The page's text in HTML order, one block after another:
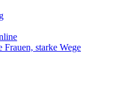
Frauen, starke Wege